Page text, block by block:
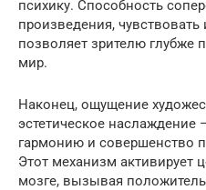
психику. Способность
произведения,
позволяет зрителю глубже
мир.
Наконец, ощущение
эстетическое наслаждение
гармонию и совершенство
Этот механизм активирует
мозге, вызывая